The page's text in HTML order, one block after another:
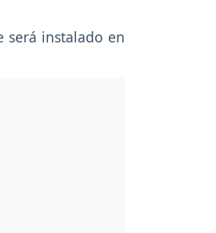
será instalado en